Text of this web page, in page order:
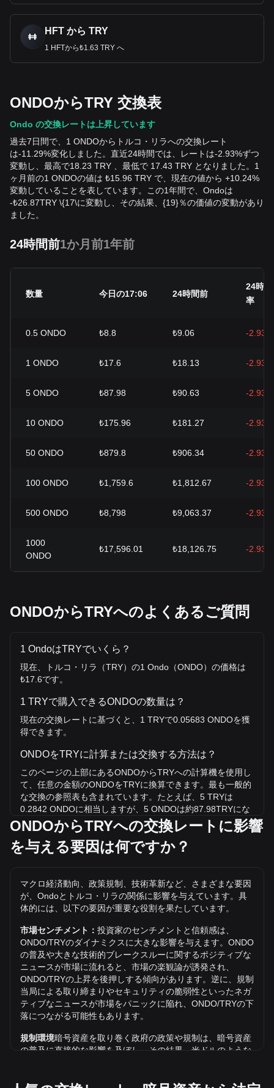
HFT から TRY
1 HFTから₺1.63 TRY へ
ONDOからTRY 交換表
Ondo の交換レートは上昇しています
過去7日間で、1 ONDOからトルコ・リラへの交換レート
は-11.29%変化しました。直近24時間では、レートは-2.93%ずつ
変動し、最高で18.23 TRY 、最低で 17.43 TRY となりました。1
ヶ月前の1 ONDOの値は ₺15.96 TRY で、現在の値から +10.24%
変動していることを表しています。この1年間で、Ondoは
-₺26.87TRY \{17\に変動し、その結果、{19}％の価値の変動があり
ました。
24時間前1か月前1年前
数量 今日の17:06 24時間前
24時
率
0.5 ONDO ₺8.8 ₺9.06 -2.93%
1 ONDO ₺17.6 ₺18.13 -2.93%
5 ONDO ₺87.98 ₺90.63 -2.93%
10 ONDO ₺175.96 ₺181.27 -2.93%
50 ONDO ₺879.8 ₺906.34 -2.93%
100 ONDO ₺1,759.6 ₺1,812.67 -2.93%
500 ONDO ₺8,798 ₺9,063.37 -2.93%
1000
ONDO
₺17,596.01 ₺18,126.75 -2.93%
ONDOからTRYへのよくあるご質問
1 OndoはTRYでいくら？
現在、トルコ・リラ（TRY）の1 Ondo（ONDO）の価格は
₺17.6です。
1 TRYで購入できるONDOの数量は？
現在の交換レートに基づくと、1 TRYで0.05683 ONDOを獲
得できます。
ONDOをTRYに計算または交換する方法は？
このページの上部にあるONDOからTRYへの計算機を使用し
て、任意の金額のONDOをTRYに換算できます。最も一般的
な交換の参照表も含まれています。たとえば、5 TRYは
0.2842 ONDOに相当しますが、5 ONDOは約87.98TRYにな
ります。
ONDO/TRYの史上最高値は？
だわかりません。
TRYでのOndoの価格動向は？
過去7日間で、Ondo（ONDO）の交換レートは11.29%下落
しました。 先月、Ondo（ONDO）の交換レートは、トル
コ・リラ（TRY）に対して10.24%上昇しました。
ONDOからTRYへの交換レートに影響
を与える要因は何ですか？
マクロ経済動向、政策規制、技術革新など、さまざまな要因
が、Ondoとトルコ・リラの関係に影響を与えています。具
体的には、以下の要因が重要な役割を果たしています。
市場センチメント： 投資家のセンチメントと信頼感は、
ONDO/TRYのダイナミクスに大きな影響を与えます。ONDO
の普及や大きな技術的ブレークスルーに関するポジティブな
ニュースが市場に流れると、市場の楽観論が誘発され、
ONDO/TRYの上昇を後押しする傾向があります。逆に、規制
当局による取り締まりやセキュリティの脆弱性といったネガ
ティブなニュースが市場をパニックに陥れ、ONDO/TRYの下
落につながる可能性もあります。
規制環境暗号資産を取り巻く政府の政策や規制は、暗号資産
の普及に直接的な影響を及ぼし、その結果、米ドルのような